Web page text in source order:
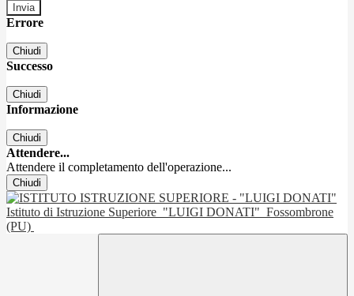
Errore
Chiudi
Successo
Chiudi
Informazione
Chiudi
Attendere...
Attendere il completamento dell'operazione...
Chiudi
Istituto di Istruzione Superiore "LUIGI DONATI" Fossombrone
(PU)